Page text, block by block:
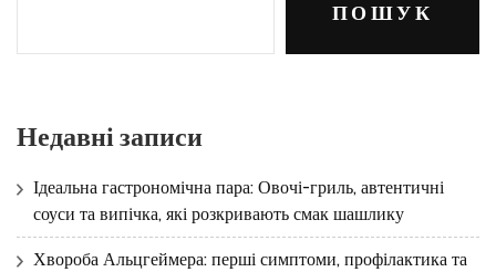
ПОШУК
Недавні записи
Ідеальна гастрономічна пара: Овочі-гриль, автентичні
соуси та випічка, які розкривають смак шашлику
Хвороба Альцгеймера: перші симптоми, профілактика та